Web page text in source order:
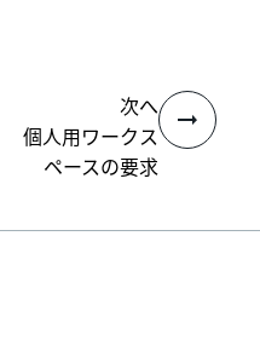
次へ
個人用ワークス
ペースの要求